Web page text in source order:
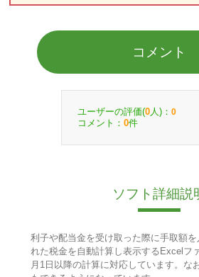
コメント
ユーザーの評価(0 人)： 0
コメント： 0件
ソフト詳細説
利子や配当金を受け取った際に手取額を
れた税金を自動計算し表示するExcelフ
月1日以降の計算に対応しています。な